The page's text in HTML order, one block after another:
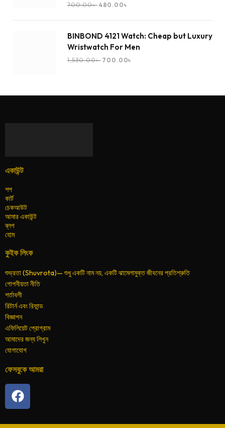
700.00৳ 480.00৳
BINBOND 4121 Watch: Cheap but Luxury
Wristwatch For Men
1,530.00৳ 700.00৳
একাউন্ট
শপ
কার্ট
চেকআউট
আমার একাউন্ট
ব্লগ
হোম
কুইক লিংক
শুভ্রতা (Shuvrota)— শুধু একটি নাম নয়, একটি ঝামেলামুক্ত জীবনের প্রতিশ্রুতি
গোপনীয়তা নীতি
শর্তাবলী
রিটার্ন এবং রিফান্ড
বিজ্ঞাপন
এফিলিয়েট প্রোগ্রাম
আমাদের জন্য লিখুন
যোগাযোগ
ফেসবুকে আমরা